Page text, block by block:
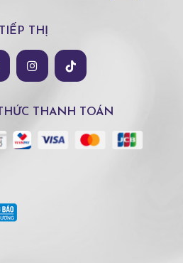
THỊ
THANH TOÁN